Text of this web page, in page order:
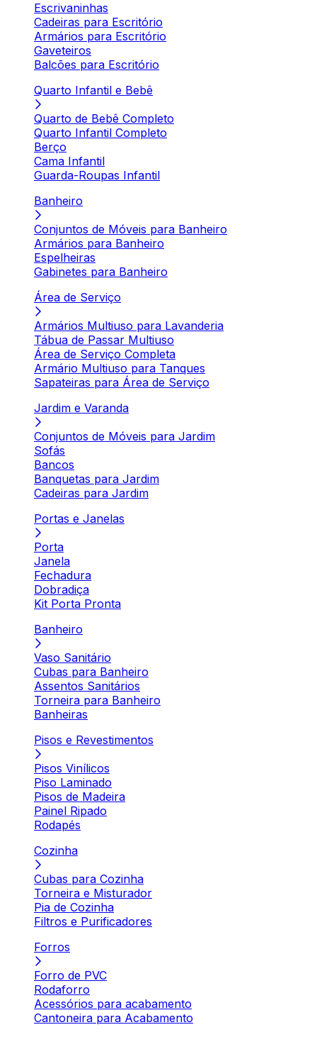
Escrivaninhas
Cadeiras para Escritório
Armários para Escritório
Gaveteiros
Balcões para Escritório
Quarto Infantil e Bebê
Quarto de Bebê Completo
Quarto Infantil Completo
Berço
Cama Infantil
Guarda-Roupas Infantil
Banheiro
Conjuntos de Móveis para Banheiro
Armários para Banheiro
Espelheiras
Gabinetes para Banheiro
Área de Serviço
Armários Multiuso para Lavanderia
Tábua de Passar Multiuso
Área de Serviço Completa
Armário Multiuso para Tanques
Sapateiras para Área de Serviço
Jardim e Varanda
Conjuntos de Móveis para Jardim
Sofás
Bancos
Banquetas para Jardim
Cadeiras para Jardim
Portas e Janelas
Porta
Janela
Fechadura
Dobradiça
Kit Porta Pronta
Banheiro
Vaso Sanitário
Cubas para Banheiro
Assentos Sanitários
Torneira para Banheiro
Banheiras
Pisos e Revestimentos
Pisos Vinílicos
Piso Laminado
Pisos de Madeira
Painel Ripado
Rodapés
Cozinha
Cubas para Cozinha
Torneira e Misturador
Pia de Cozinha
Filtros e Purificadores
Forros
Forro de PVC
Rodaforro
Acessórios para acabamento
Cantoneira para Acabamento